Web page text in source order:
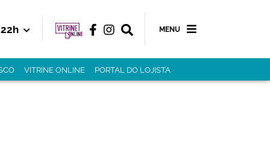
22h MENU
VITRINE ONLINE PORTAL DO LOJISTA